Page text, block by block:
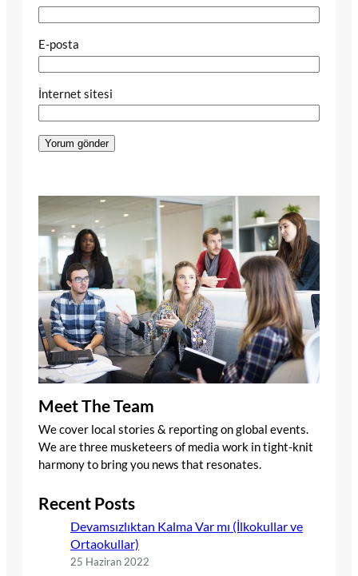
E-posta
İnternet sitesi
Meet The Team
We cover local stories & reporting on global events.
We are three musketeers of media work in tight-knit
harmony to bring you news that resonates.
Recent Posts
Devamsızlıktan Kalma Var mı (İlkokullar ve
Ortaokullar)
25 Haziran 2022